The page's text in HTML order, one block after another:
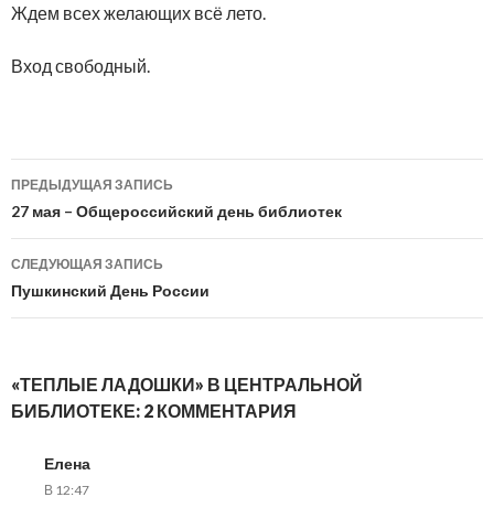
Ждем всех желающих всё лето.
Вход свободный.
Навигация
по
записям
ПРЕДЫДУЩАЯ ЗАПИСЬ
27 мая – Общероссийский день библиотек
СЛЕДУЮЩАЯ ЗАПИСЬ
Пушкинский День России
«ТЕПЛЫЕ ЛАДОШКИ» В ЦЕНТРАЛЬНОЙ
БИБЛИОТЕКЕ: 2 КОММЕНТАРИЯ
Елена
В 12:47